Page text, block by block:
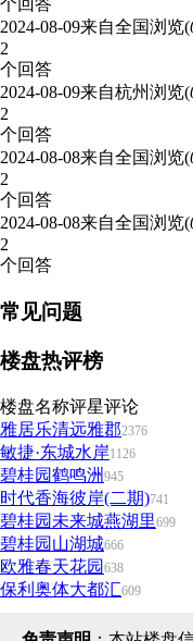
个回答
2024-08-09来自全国浏览(
2
个回答
2024-08-09来自杭州浏览(
2
个回答
2024-08-08来自全国浏览(
2
个回答
2024-08-08来自全国浏览(
2
个回答
常见问题
楼盘热评榜
楼盘名称评星评论
雅居乐清远雅郡2376
敏捷·东城水岸1126
碧桂园鹤鸣洲 945
时代香海彼岸(二期)741
碧桂园未来城燕湖里699
碧桂园山湖城666
欧雅春天花园 638
保利奥体大都汇609